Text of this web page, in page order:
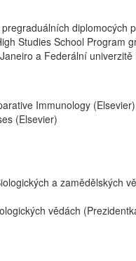
diplomocých
Studies School Program
a Federální
Immunology (Elsevier)
(Elsevier)
a zamědělských
vědách